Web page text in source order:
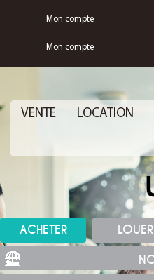
Mon compte
Mon compte
VENTE LOCATION
ACHETER LOUER